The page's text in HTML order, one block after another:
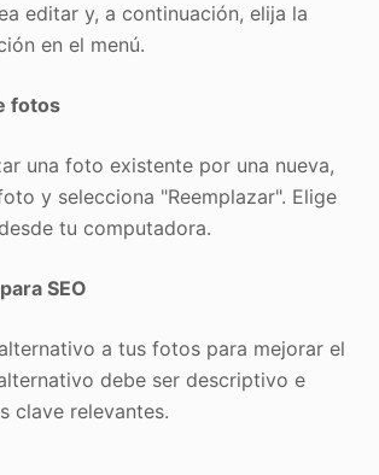
editar y, a continuación, elija la
en el menú.
fotos
una foto existente por una nueva,
y selecciona "Reemplazar". Elige
tu computadora.
SEO
a tus fotos para mejorar el
debe ser descriptivo e
clave relevantes.